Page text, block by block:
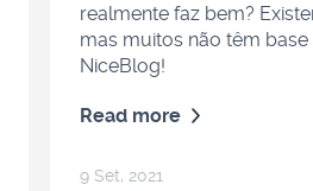
realmente faz bem?
mas muitos não têm base
NiceBlog!
Read more
9 Set, 2021